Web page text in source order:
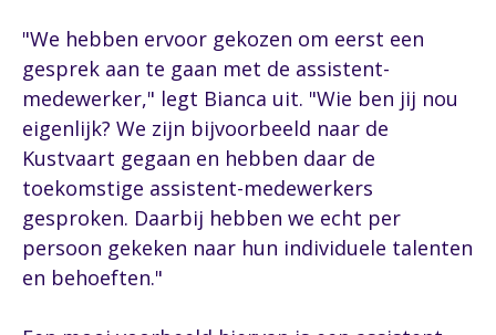
"We hebben ervoor gekozen om eerst een
gesprek aan te gaan met de assistent-
medewerker," legt Bianca uit. "Wie ben jij nou
eigenlijk? We zijn bijvoorbeeld naar de
Kustvaart gegaan en hebben daar de
toekomstige assistent-medewerkers
gesproken. Daarbij hebben we echt per
persoon gekeken naar hun individuele talenten
en behoeften."